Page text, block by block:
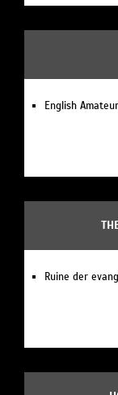
English
Ruine der